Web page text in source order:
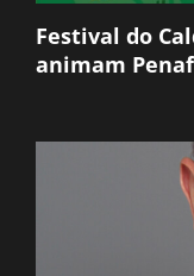
Festival do
animam